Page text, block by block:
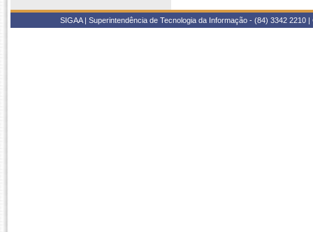
SIGAA | Superintendência de Tecnologia da Informação - (84) 3342